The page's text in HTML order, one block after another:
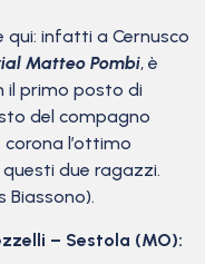
qui: infatti a Cernusco
Matteo Pombi, è
primo posto di
del compagno
l’ottimo
due ragazzi.
Biassono).
– Sestola (MO):